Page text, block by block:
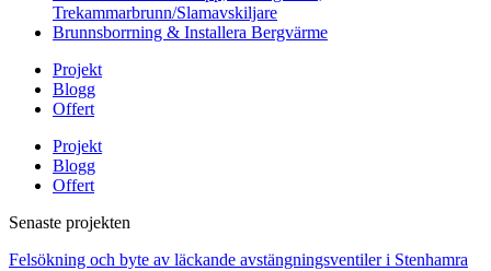
Trekammarbrunn/Slamavskiljare
Brunnsborrning & Installera Bergvärme
Projekt
Blogg
Offert
Projekt
Blogg
Offert
Senaste projekten
Felsökning och byte av läckande avstängningsventiler i Stenhamra